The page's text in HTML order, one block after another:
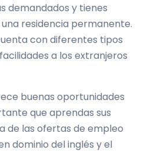
demandados y tienes
residencia permanente.
con diferentes tipos
a los extranjeros
buenas oportunidades
que aprendas sus
de las ofertas de empleo
dominio del inglés y el